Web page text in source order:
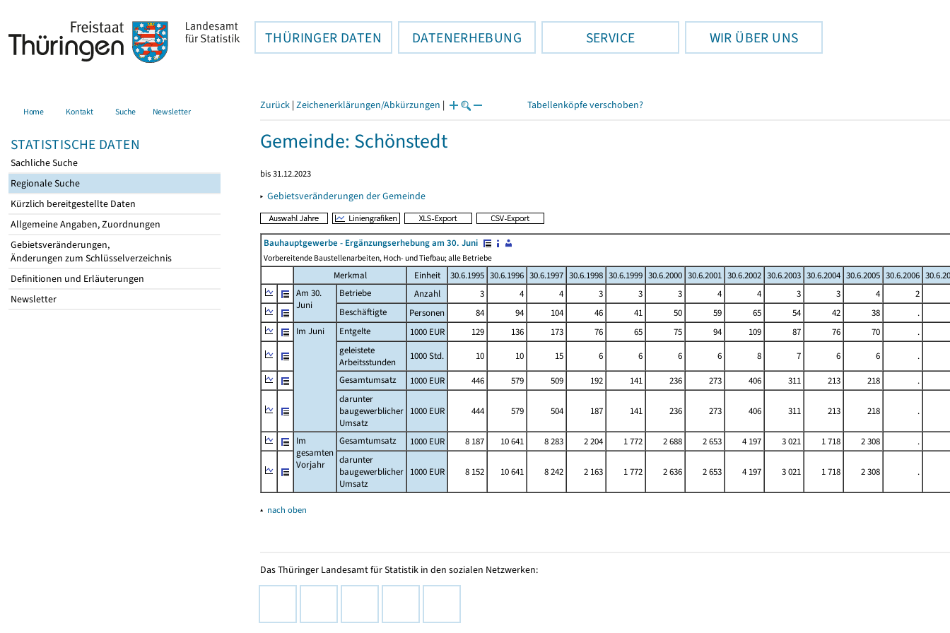
THÜRINGER DATEN DATENERHEBUNG SERVICE WIR ÜBER UNS
Home Kontakt Suche Newsletter
STATISTISCHE DATEN
Sachliche Suche
Regionale Suche
Kürzlich bereitgestellte Daten
Allgemeine Angaben, Zuordnungen
Gebietsveränderungen,
Änderungen zum Schlüsselverzeichnis
Definitionen und Erläuterungen
Newsletter
Zurück | Zeichenerklärungen/Abkürzungen | Tabellenköpfe verschoben?
Gemeinde: Schönstedt
bis 31.12.2023
▸ Gebietsveränderungen der Gemeinde
Bauhauptgewerbe - Ergänzungserhebung am 30. Juni
Vorbereitende Baustellenarbeiten, Hoch- und Tiefbau; alle Betriebe
Merkmal Einheit 30.6.1995 30.6.1996 30.6.1997 30.6.1998 30.6.1999 30.6.2000 30.6.2001 30.6.2002 30.6.2003 30.6.2004 30.6.2005 30.6.2006
Am 30.
Juni
Betriebe Anzahl 3 4 4 3 3 3 4 4 3 3 4
2
Beschäftigte
Personen 84 94 104 46 41 50 59 65 54 42 38
.
Im Juni
Entgelte 1000 EUR 129 136 173 76 65 75 94 109 87 76 70
.
geleistete
Arbeitsstunden
1000 Std. 10 10 15 6 6 6 6 8 7 6 6
.
Gesamtumsatz
1000 EUR 446 579 509 192 141 236 273 406 311 213 218
.
darunter
baugewerblicher
Umsatz
1000 EUR 444 579 504 187 141 236 273 406 311 213 218 .
Im
gesamten
Vorjahr
Gesamtumsatz 1000 EUR 8 187 10 641 8 283 2 204 1 772 2 688 2 653 4 197 3 021 1 718 2 308
.
darunter
baugewerblicher
Umsatz
1000 EUR 8 152 10 641 8 242 2 163 1 772 2 636 2 653 4 197 3 021 1 718 2 308 .
▴ nach oben
Das Thüringer Landesamt für Statistik in den sozialen Netzwerken: